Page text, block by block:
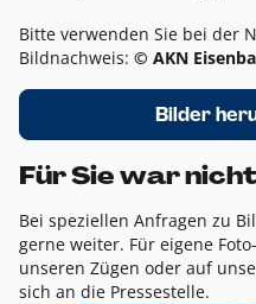
Bitte verwenden Sie bei der
Bildnachweis: © AKN
Bilder
Für Sie war
Bei speziellen Anfragen zu
gerne weiter. Für eigene
unseren Zügen oder auf
sich an die Pressestelle.